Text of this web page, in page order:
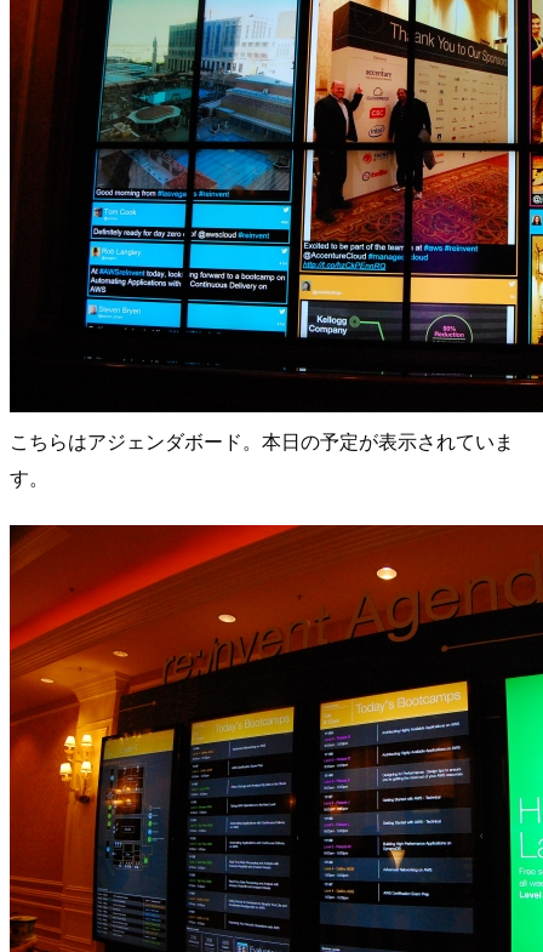
こちらはアジェンダボード。本日の予定が表示されていま
す。